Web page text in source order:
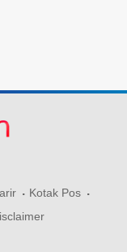
Kotak Pos